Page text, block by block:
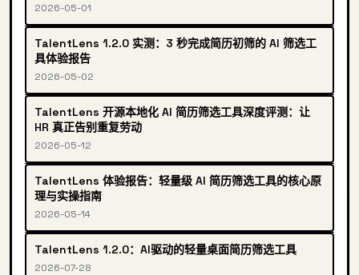
2026-05-01
TalentLens 1.2.0 实测：3 秒完成简历初筛的 AI 筛选工
具体验报告
2026-05-02
TalentLens 开源本地化 AI 简历筛选工具深度评测：让
HR 真正告别重复劳动
2026-05-12
TalentLens 体验报告：轻量级 AI 简历筛选工具的核心原
理与实操指南
2026-05-14
TalentLens 1.2.0：AI驱动的轻量桌面简历筛选工具
2026-07-28